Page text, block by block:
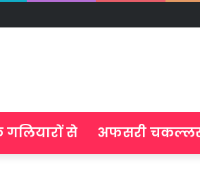
गलियारों से अफसरी